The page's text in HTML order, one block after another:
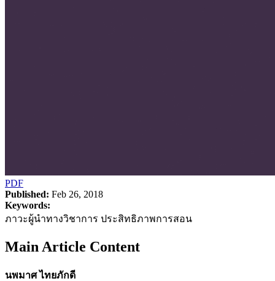
PDF
Published: Feb 26, 2018
Keywords:
ภาวะผู้นำทางวิชาการ ประสิทธิภาพการสอน
Main Article Content
นพมาศ ไทยภักดี